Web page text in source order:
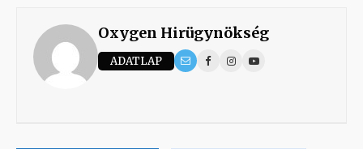
Oxygen Hirügynökség
ADATLAP